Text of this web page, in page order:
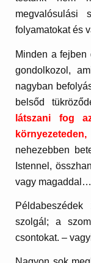
megvalósulási
folyamatokat és
Minden a fejben
gondolkozol,
nagyban
belsőd
látszani fog
nehezebben
Istennel,
vagy
szolgál; a
csontokat. –